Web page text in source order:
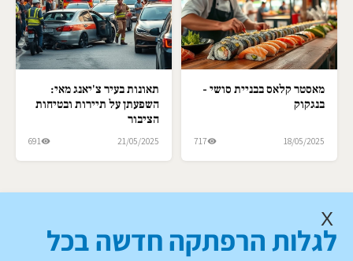
מאסטר קלאס בבניית סושי -
בנגקוק
18/05/2025
717
תאונות בעיר צ'יאנג מאי:
השפעתן על תיירות ובטיחות
הציבור
21/05/2025
691
X
לגלות הרפתקה חדשה בכל